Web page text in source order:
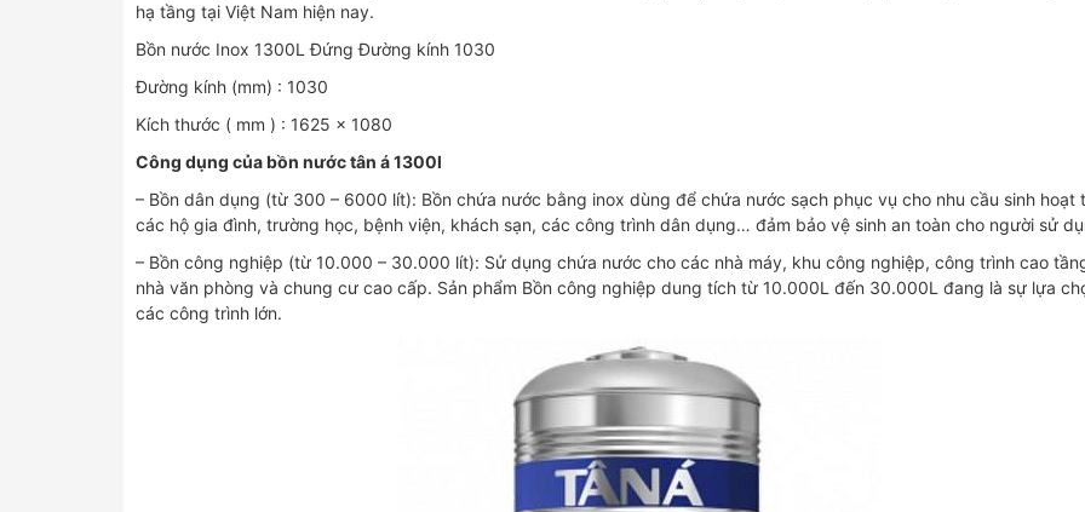
hạ tầng tại Việt Nam hiện nay.
Bồn nước Inox 1300L Đứng Đường kính 1030
Đường kính (mm) : 1030
Kích thước ( mm ) : 1625 x 1080
Công dụng của bồn nước tân á 1300l
– Bồn dân dụng (từ 300 – 6000 lít): Bồn chứa nước bằng inox dùng để chứa nước sạch phục vụ cho nhu cầu sinh hoạt
các hộ gia đình, trường học, bệnh viện, khách sạn, các công trình dân dụng… đảm bảo vệ sinh an toàn cho người sử
– Bồn công nghiệp (từ 10.000 – 30.000 lít): Sử dụng chứa nước cho các nhà máy, khu công nghiệp, công trình cao
nhà văn phòng và chung cư cao cấp. Sản phẩm Bồn công nghiệp dung tích từ 10.000L đến 30.000L đang là sự lựa
các công trình lớn.